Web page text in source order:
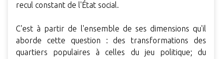
recul constant de l'État social.
C'est à partir de l'ensemble de ses dimensions qu'il
aborde cette question : des transformations des
quartiers populaires à celles du jeu politique; du